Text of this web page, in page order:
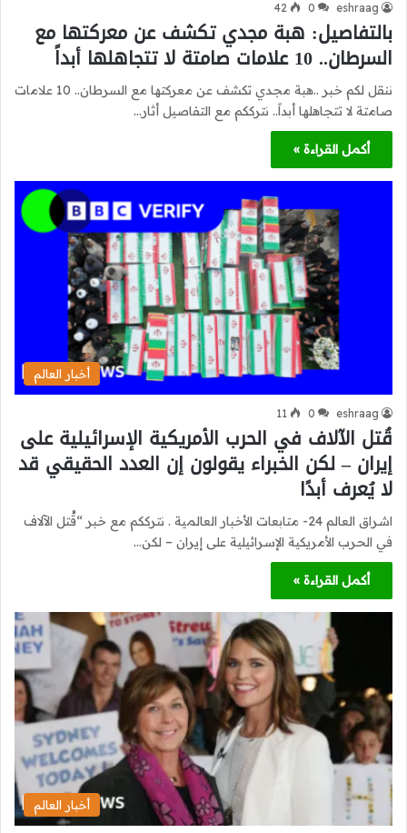
eshraag
0
42
بالتفاصيل: هبة مجدي تكشف عن معركتها مع
السرطان.. 10 علامات صامتة لا تتجاهلها أبداً
ننقل لكم خبر ..هبة مجدي تكشف عن معركتها مع السرطان.. 10 علامات
صامتة لا تتجاهلها أبداً.. نترككم مع التفاصيل أثار…
أكمل القراءة »
أخبار العالم
eshraag
0
11
قُتل الآلاف في الحرب الأمريكية الإسرائيلية على
إيران – لكن الخبراء يقولون إن العدد الحقيقي قد
لا يُعرف أبدًا
اشراق العالم 24- متابعات الأخبار العالمية . نترككم مع خبر “قُتل الآلاف
في الحرب الأمريكية الإسرائيلية على إيران – لكن…
أكمل القراءة »
أخبار العالم